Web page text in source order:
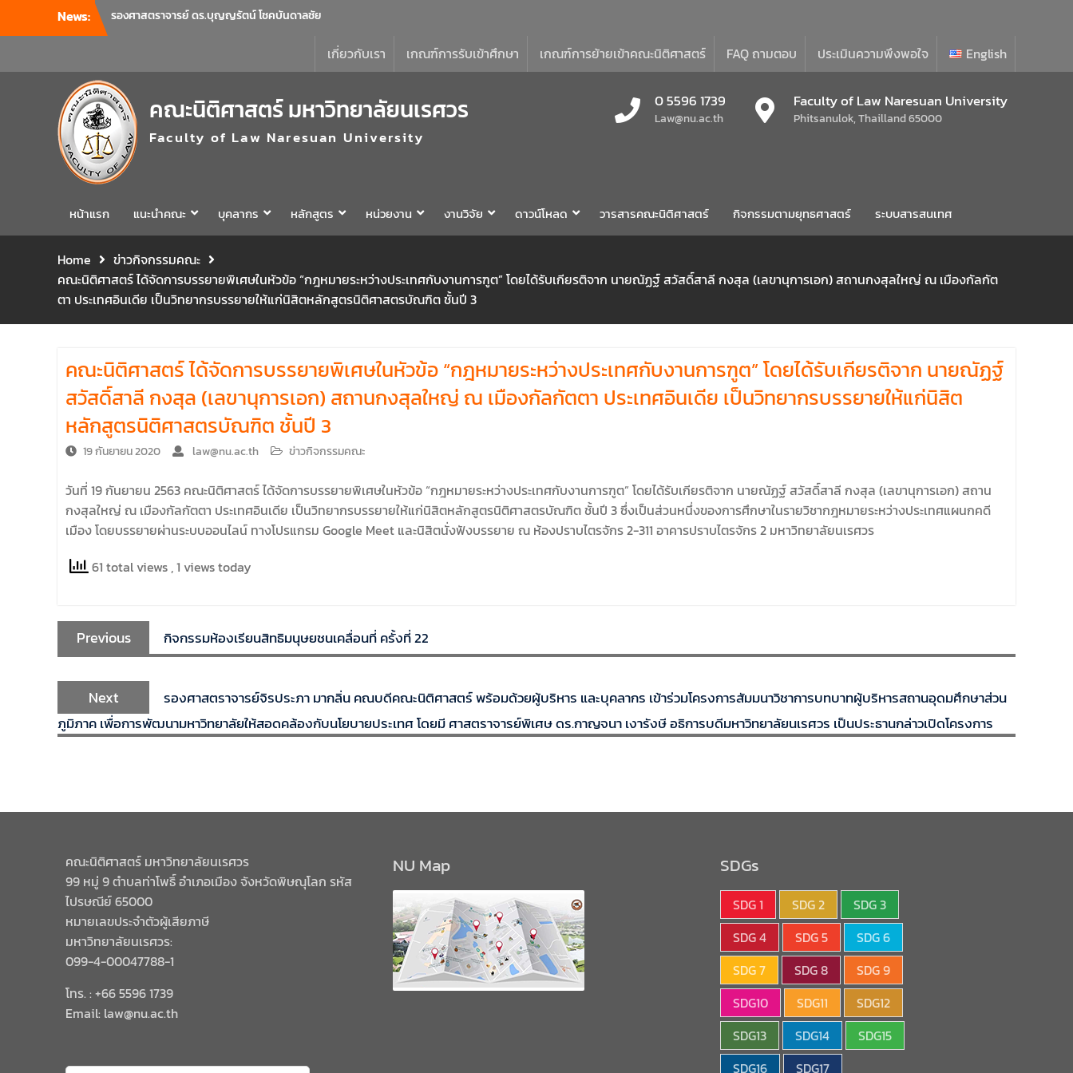
News:
รองศาสตราจารย์ ดร.บุญญรัตน์ โชคบันดาลชัย
เป็นการเตรียมพร้อมก่อนเปิดภาคเรียนต้น ปีการ
ศึกษา 2569 พร้อมด้วยรองคณบดีทุกฝ่ายเข้า
ร่วมแจ้งนโยบายแนวทางการบริหารงานในแต่ละ
ด้านของคณะ รวมทั้งการเตรียมความพร้อมการ
จัดการเรียนการสอนรายวิชาวิจัยทางกฎหมาย
และรายวิชาตรรกศาสตร์และการเขียนในทาง
นิติศาสตร์ ณ ห้องประชุมชั้น 3 อาคารคณะ
คณะนิติศาสตร์ มหาวิทยาลัยนเรศวร จัด
โครงการเตรียมความพร้อมเพื่อรับมือภัยพิบัติ
2-311 อาคารปราบไตรจักร 2 มหาวิทยาลัย
นเรศวร โดยกิจกรรมดังกล่าวจัดขึ้นสำหรับ
บุคลากรที่ปฏิบัติงาน ณ กลุ่มอาคารอุตสาหกรรม
คณะนิติศาสตร์ มหาวิทยาลัยนเรศวร จัด
โครงการปฐมนิเทศและพบผู้ปกครอง ประจำปี
การศึกษา 2569 โดยได้รับเกียรติจาก รอง
ศาสตราจารย์ ดร.บุญญรัตน์ โชคบันดาลชัย
คณบดีคณะนิติศาสตร์ ให้เกียรติเป็นประธานใน
พิธีเปิด พร้อมกล่าวต้อนรับและให้โอวาทแก่นิสิต
ทราบถึงนโยบายด้านการเรียนการสอนของคณะ
นิติศาสตร์
เกี่ยวกับเรา เกณฑ์การรับเข้าศึกษา เกณฑ์การย้ายเข้าคณะนิติศาสตร์ FAQ ถามตอบ ประเมินความพึงพอใจ English
คณะนิติศาสตร์ มหาวิทยาลัยนเรศวร
Faculty of Law Naresuan University
0 5596 1739
Law@nu.ac.th
Faculty of Law Naresuan University
Phitsanulok, Thailland 65000
หน้าแรก แนะนำคณะ บุคลากร หลักสูตร หน่วยงาน งานวิจัย ดาวน์โหลด วารสารคณะนิติศาสตร์ กิจกรรมตามยุทธศาสตร์ ระบบสารสนเทศ
Home
ข่าวกิจกรรมคณะ
คณะนิติศาสตร์ ได้จัดการบรรยายพิเศษในหัวข้อ “กฎหมายระหว่างประเทศกับงานการฑูต” โดยได้รับเกียรติจาก นายณัฏฐ์ สวัสดิ์สาลี กงสุล (เลขานุการเอก) สถานกงสุลใหญ่ ณ เมืองกัลกัต
ตา ประเทศอินเดีย เป็นวิทยากรบรรยายให้แก่นิสิตหลักสูตรนิติศาสตรบัณฑิต ชั้นปี 3
คณะนิติศาสตร์ ได้จัดการบรรยายพิเศษในหัวข้อ “กฎหมายระหว่างประเทศกับงานการฑูต” โดยได้รับเกียรติจาก นายณัฏฐ์
สวัสดิ์สาลี กงสุล (เลขานุการเอก) สถานกงสุลใหญ่ ณ เมืองกัลกัตตา ประเทศอินเดีย เป็นวิทยากรบรรยายให้แก่นิสิต
หลักสูตรนิติศาสตรบัณฑิต ชั้นปี 3
19 กันยายน 2020 law@nu.ac.th ข่าวกิจกรรมคณะ
วันที่ 19 กันยายน 2563 คณะนิติศาสตร์ ได้จัดการบรรยายพิเศษในหัวข้อ “กฎหมายระหว่างประเทศกับงานการฑูต” โดยได้รับเกียรติจาก นายณัฏฐ์ สวัสดิ์สาลี กงสุล (เลขานุการเอก) สถาน
กงสุลใหญ่ ณ เมืองกัลกัตตา ประเทศอินเดีย เป็นวิทยากรบรรยายให้แก่นิสิตหลักสูตรนิติศาสตรบัณฑิต ชั้นปี 3 ซึ่งเป็นส่วนหนึ่งของการศึกษาในรายวิชากฎหมายระหว่างประเทศแผนกคดี
เมือง โดยบรรยายผ่านระบบออนไลน์ ทางโปรแกรม Google Meet และนิสิตนั่งฟังบรรยาย ณ ห้องปราบไตรจักร 2-311 อาคารปราบไตรจักร 2 มหาวิทยาลัยนเรศวร
61 total views , 1 views today
Previous กิจกรรมห้องเรียนสิทธิมนุษยชนเคลื่อนที่ ครั้งที่ 22
Next
รองศาสตราจารย์จิรประภา มากลิ่น คณบดีคณะนิติศาสตร์ พร้อมด้วยผู้บริหาร และบุคลากร เข้าร่วมโครงการสัมมนาวิชาการบทบาทผู้บริหารสถานอุดมศึกษาส่วน
ภูมิภาค เพื่อการพัฒนามหาวิทยาลัยให้สอดคล้องกับนโยบายประเทศ โดยมี ศาสตราจารย์พิเศษ ดร.กาญจนา เงารังษี อธิการบดีมหาวิทยาลัยนเรศวร เป็นประธานกล่าวเปิดโครงการ
คณะนิติศาสตร์ มหาวิทยาลัยนเรศวร
99 หมู่ 9 ตำบลท่าโพธิ์ อำเภอเมือง จังหวัดพิษณุโลก รหัส
ไปรษณีย์ 65000
หมายเลขประจำตัวผู้เสียภาษี
มหาวิทยาลัยนเรศวร:
099-4-00047788-1
โทร. : +66 5596 1739
Email: law@nu.ac.th
NU Map SDGs
SDG 1 SDG 2
SDG 3
SDG 4
SDG 5
SDG 6
SDG 7
SDG 8
SDG 9
SDG10
SDG11
SDG12
SDG13
SDG14
SDG15
SDG16
SDG17